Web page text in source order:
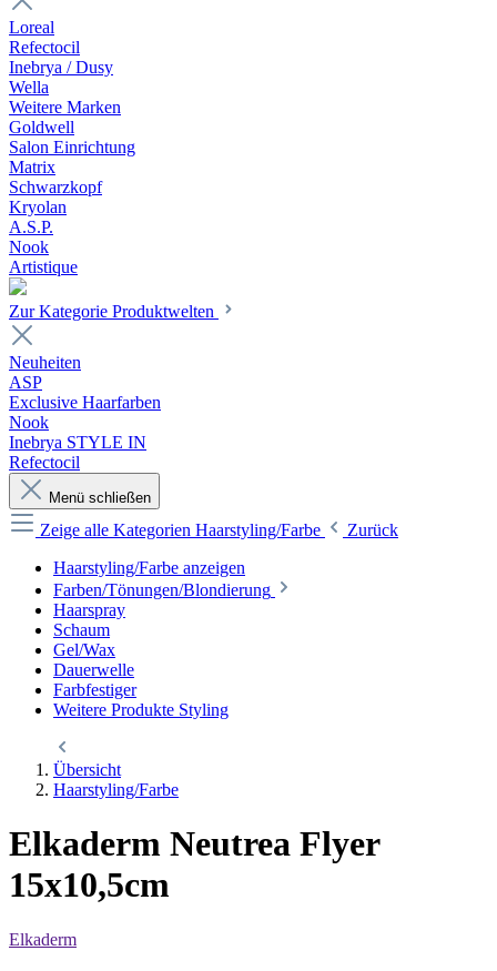
Loreal
Refectocil
Inebrya / Dusy
Wella
Weitere Marken
Goldwell
Salon Einrichtung
Matrix
Schwarzkopf
Kryolan
A.S.P.
Nook
Artistique
Zur Kategorie Produktwelten
Neuheiten
ASP
Exclusive Haarfarben
Nook
Inebrya STYLE IN
Refectocil
Menü schließen
Zeige alle Kategorien Haarstyling/Farbe
Zurück
Haarstyling/Farbe anzeigen
Farben/Tönungen/Blondierung
Haarspray
Schaum
Gel/Wax
Dauerwelle
Farbfestiger
Weitere Produkte Styling
Übersicht
Haarstyling/Farbe
Elkaderm Neutrea Flyer
15x10,5cm
Elkaderm